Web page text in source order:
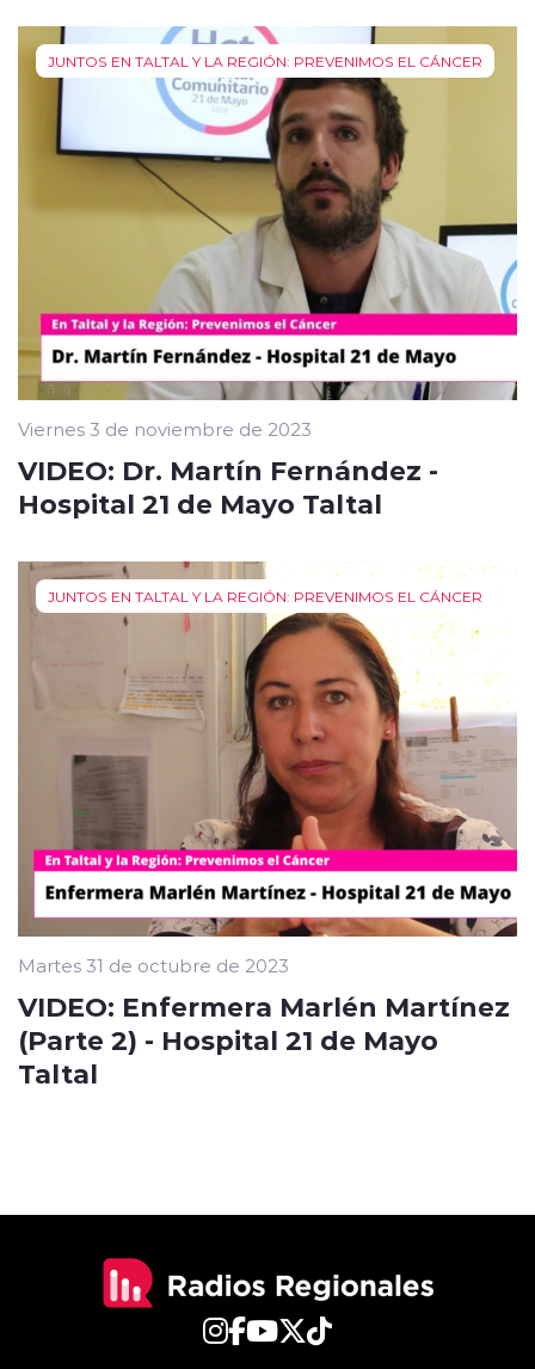
JUNTOS EN TALTAL Y LA REGIÓN: PREVENIMOS EL CÁNCER
Viernes 3 de noviembre de 2023
VIDEO: Dr. Martín Fernández -
Hospital 21 de Mayo Taltal
JUNTOS EN TALTAL Y LA REGIÓN: PREVENIMOS EL CÁNCER
Martes 31 de octubre de 2023
VIDEO: Enfermera Marlén Martínez
(Parte 2) - Hospital 21 de Mayo
Taltal